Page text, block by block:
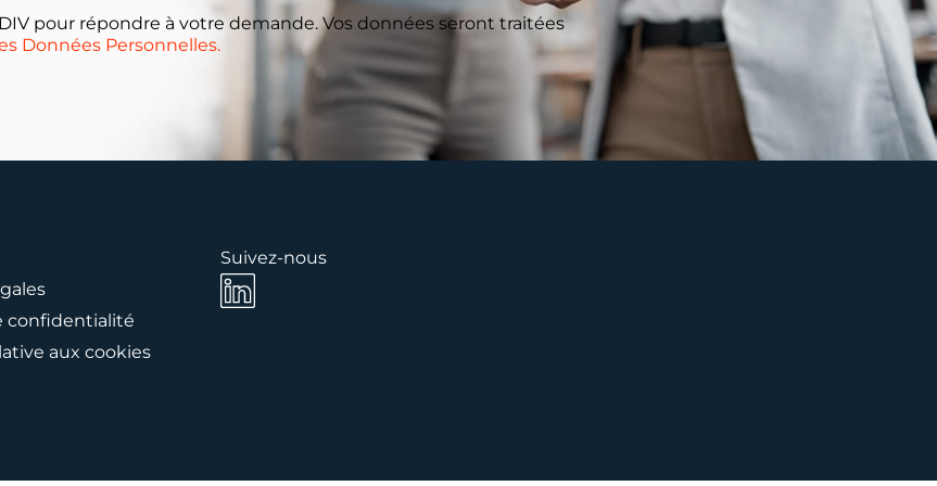
pour répondre à votre demande. Vos données seront traitées
Données Personnelles.
confidentialité
aux cookies
Suivez-nous